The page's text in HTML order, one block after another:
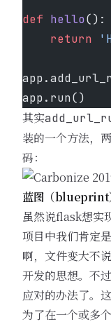
def hello():
    return
app.run()
其实
装的一个方法，
码：
蓝图（blueprint
虽然说flask想实
项目中我们肯定
啊，文件变大不
开发的思想。不
应对的办法了。
为了在一个或多